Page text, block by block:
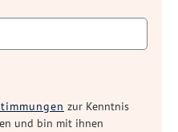
zur Kenntnis
und bin mit ihnen